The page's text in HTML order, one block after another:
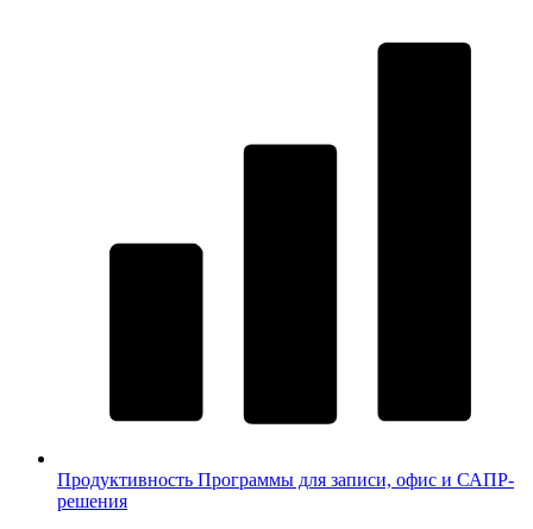
Продуктивность Программы для записи, офис и САПР-
решения